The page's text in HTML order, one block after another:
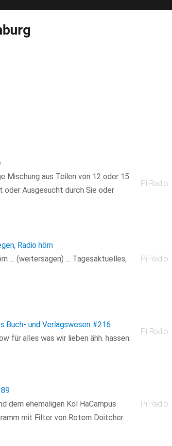
Mischung aus Teilen von 12 oder 15
oder Ausgesucht durch Sie oder
Pi Radio
Radio hörn
… (weitersagen) … Tagesaktuelles,
Pi Radio
Buch- und Verlagswesen #216
für alles was wir lieben ähh. hassen.
Pi Radio
dem ehemaligen Kol HaCampus
mit Filter von Rotem Doitcher.
Pi Radio